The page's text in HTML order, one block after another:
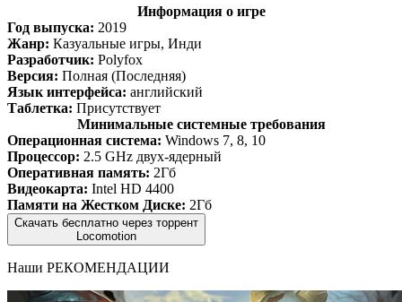
Информация о игре
Год выпуска: 2019
Жанр: Казуальные игры, Инди
Разработчик: Polyfox
Версия: Полная (Последняя)
Язык интерфейса: английский
Таблетка: Присутствует
Минимальные системные требования
Операционная система: Windows 7, 8, 10
Процессор: 2.5 GHz двух-ядерный
Оперативная память: 2Гб
Видеокарта: Intel HD 4400
Памяти на Жестком Диске: 2Гб
Скачать бесплатно через торрент
Locomotion
Наши РЕКОМЕНДАЦИИ